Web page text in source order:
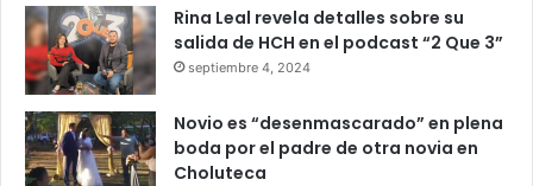
Rina Leal revela detalles sobre su
salida de HCH en el podcast “2 Que 3”
septiembre 4, 2024
Novio es “desenmascarado” en plena
boda por el padre de otra novia en
Choluteca